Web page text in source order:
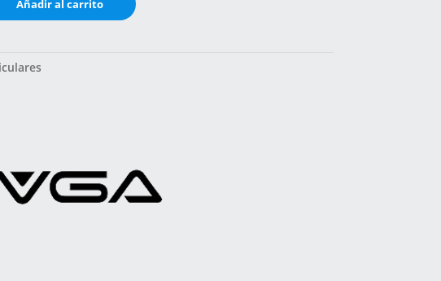
Añadir al carrito